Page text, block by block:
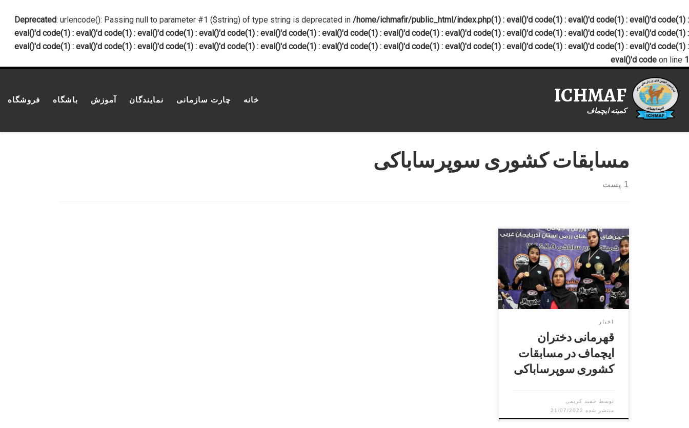
Deprecated: urlencode(): Passing null to parameter #1 ($string) of type string is deprecated in /home/ichmafir/public_html/index.php(1) : eval()'d code(1) : eval()'d code(1) : eval()'d code(1) :
eval()'d code(1) : eval()'d code(1) : eval()'d code(1) : eval()'d code(1) : eval()'d code(1) : eval()'d code(1) : eval()'d code(1) : eval()'d code(1) : eval()'d code(1) : eval()'d code(1) : eval()'d code(1) :
eval()'d code(1) : eval()'d code(1) : eval()'d code(1) : eval()'d code(1) : eval()'d code(1) : eval()'d code(1) : eval()'d code(1) : eval()'d code(1) : eval()'d code(1) : eval()'d code(1) : eval()'d code(1) :
eval()'d code on line 1
پرش به محتوا
ICHMAF
کمیته ایچماف
خانه چارت سازمانی نمایندگان آموزش باشگاه فروشگاه
مسابقات کشوری سوپرساباکی
1 پست
قهرمانی دختران ایچماف در مسابقات
کشوری سوپرساباکی
اخبار
قهرمانی دختران
ایچماف در مسابقات
کشوری سوپرساباکی
توسط حمید کریمی
21/07/2022